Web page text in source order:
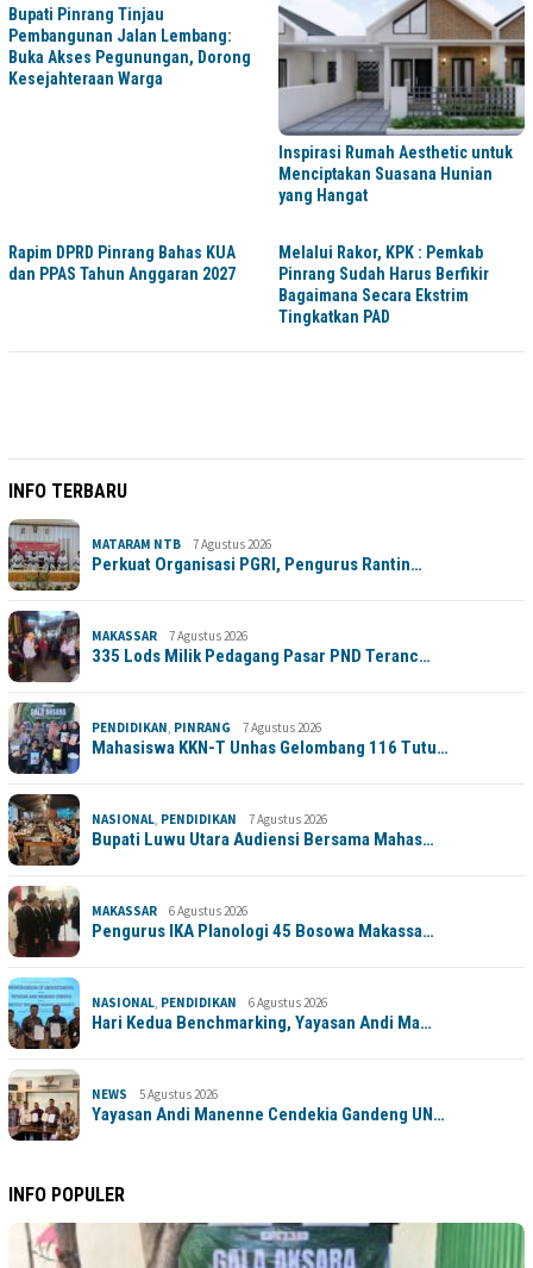
Bupati Pinrang Tinjau
Pembangunan Jalan Lembang:
Buka Akses Pegunungan, Dorong
Kesejahteraan Warga
Inspirasi Rumah Aesthetic untuk
Menciptakan Suasana Hunian
yang Hangat
Rapim DPRD Pinrang Bahas KUA
dan PPAS Tahun Anggaran 2027
Melalui Rakor, KPK : Pemkab
Pinrang Sudah Harus Berfikir
Bagaimana Secara Ekstrim
Tingkatkan PAD
INFO TERBARU
MATARAM NTB 7 Agustus 2026
Perkuat Organisasi PGRI, Pengurus Rantin…
MAKASSAR 7 Agustus 2026
335 Lods Milik Pedagang Pasar PND Teranc…
PENDIDIKAN, PINRANG 7 Agustus 2026
Mahasiswa KKN-T Unhas Gelombang 116 Tutu…
NASIONAL, PENDIDIKAN 7 Agustus 2026
Bupati Luwu Utara Audiensi Bersama Mahas…
MAKASSAR 6 Agustus 2026
Pengurus IKA Planologi 45 Bosowa Makassa…
NASIONAL, PENDIDIKAN 6 Agustus 2026
Hari Kedua Benchmarking, Yayasan Andi Ma…
NEWS 5 Agustus 2026
Yayasan Andi Manenne Cendekia Gandeng UN…
INFO POPULER